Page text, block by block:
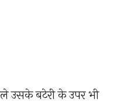
उसके बटेरी के उपर भी